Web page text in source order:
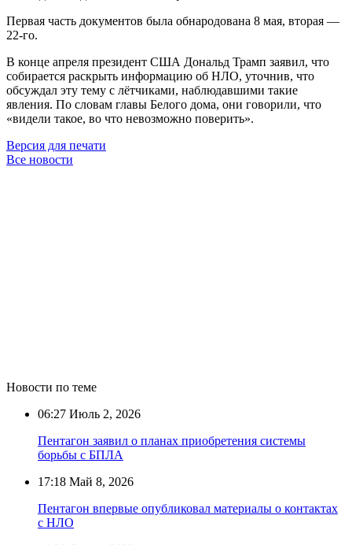
Первая часть документов была обнародована 8 мая, вторая —
22-го.
В конце апреля президент США Дональд Трамп заявил, что
собирается раскрыть информацию об НЛО, уточнив, что
обсуждал эту тему с лётчиками, наблюдавшими такие
явления. По словам главы Белого дома, они говорили, что
«видели такое, во что невозможно поверить».
Версия для печати
Все новости
Новости по теме
06:27 Июль 2, 2026
Пентагон заявил о планах приобретения системы
борьбы с БПЛА
17:18 Май 8, 2026
Пентагон впервые опубликовал материалы о контактах
с НЛО